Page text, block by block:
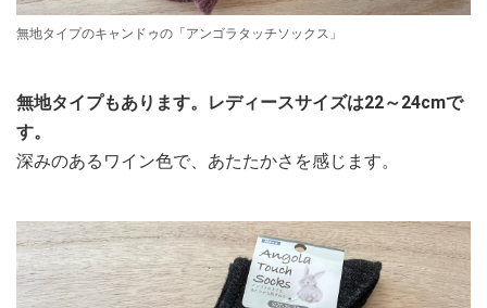
無地タイプのキャンドゥの「アンゴラタッチソックス」
無地タイプもあります。レディースサイズは22～24cmで
す。
深みのあるワイン色で、あたたかさを感じます。